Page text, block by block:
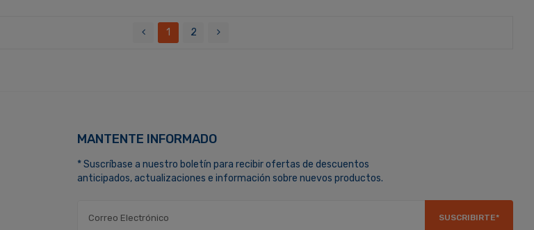
1 2
MANTENTE INFORMADO
* Suscríbase a nuestro boletín para recibir ofertas de descuentos
anticipados, actualizaciones e información sobre nuevos productos.
SUSCRIBIRTE*